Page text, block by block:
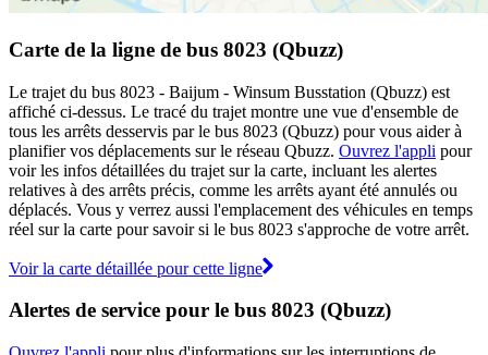
Carte de la ligne de bus 8023 (Qbuzz)
Le trajet du bus 8023 - Baijum - Winsum Busstation (Qbuzz) est
affiché ci-dessus. Le tracé du trajet montre une vue d'ensemble de
tous les arrêts desservis par le bus 8023 (Qbuzz) pour vous aider à
planifier vos déplacements sur le réseau Qbuzz. Ouvrez l'appli pour
voir les infos détaillées du trajet sur la carte, incluant les alertes
relatives à des arrêts précis, comme les arrêts ayant été annulés ou
déplacés. Vous y verrez aussi l'emplacement des véhicules en temps
réel sur la carte pour savoir si le bus 8023 s'approche de votre arrêt.
Voir la carte détaillée pour cette ligne
Alertes de service pour le bus 8023 (Qbuzz)